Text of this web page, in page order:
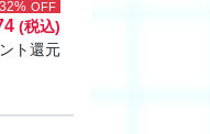
OFF
(税込)
ト還元